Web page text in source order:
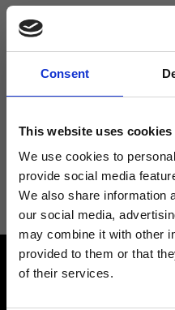
Consent
This website uses cookies
We use cookies to
provide social media
We also share information
our social media,
may combine it with other
provided to them or that
of their services.
Tieniti
Non perdere le novità di Ripani,
Acconsento a ricevere novità
informazioni consulta la